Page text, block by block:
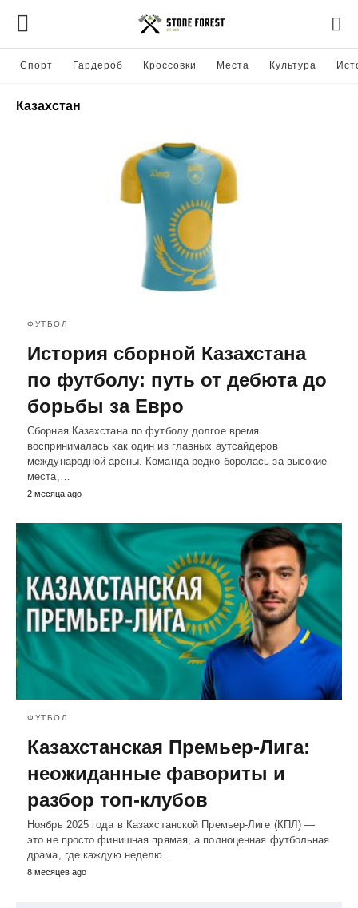
Спорт Гардероб Кроссовки Места Культура
Казахстан
ФУТБОЛ
История сборной Казахстана
по футболу: путь от дебюта до
борьбы за Евро
Сборная Казахстана по футболу долгое время
воспринималась как один из главных аутсайдеров
международной арены. Команда редко боролась за высокие
места,…
2 месяца ago
ФУТБОЛ
Казахстанская Премьер-Лига:
неожиданные фавориты и
разбор топ-клубов
Ноябрь 2025 года в Казахстанской Премьер-Лиге (КПЛ) —
это не просто финишная прямая, а полноценная футбольная
драма, где каждую неделю…
8 месяцев ago